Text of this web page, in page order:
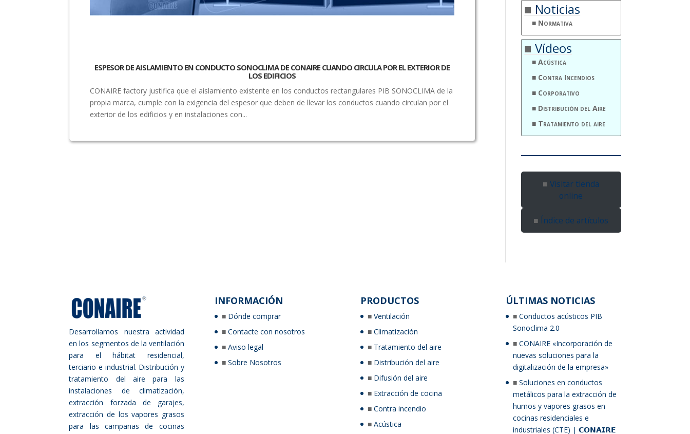
ESPESOR DE AISLAMIENTO EN CONDUCTO SONOCLIMA DE CONAIRE CUANDO CIRCULA POR EL EXTERIOR DE
LOS EDIFICIOS
CONAIRE factory justifica que el aislamiento existente en los conductos rectangulares PIB SONOCLIMA de la
propia marca, cumple con la exigencia del espesor que deben de llevar los conductos cuando circulan por el
exterior de los edificios y en instalaciones con...
Noticias
Normativa
Vídeos
Acústica
Contra Incendios
Corporativo
Distribución del Aire
Tratamiento del aire
Visitar tienda
online
Índice de artículos
Desarrollamos nuestra actividad
en los segmentos de la ventilación
para el hábitat residencial,
terciario e industrial. Distribución y
tratamiento del aire para las
instalaciones de climatización,
extracción forzada de garajes,
extracción de los vapores grasos
para las campanas de cocinas
INFORMACIÓN
Dónde comprar
Contacte con nosotros
Aviso legal
Sobre Nosotros
PRODUCTOS
Ventilación
Climatización
Tratamiento del aire
Distribución del aire
Difusión del aire
Extracción de cocina
Contra incendio
Acústica
ÚLTIMAS NOTICIAS
Conductos acústicos PIB
Sonoclima 2.0
CONAIRE «Incorporación de
nuevas soluciones para la
digitalización de la empresa»
Soluciones en conductos
metálicos para la extracción de
humos y vapores grasos en
cocinas residenciales e
industriales (CTE) | 𝗖𝗢𝗡𝗔𝗜𝗥𝗘